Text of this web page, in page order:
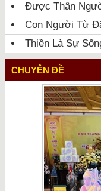
Được Thân
Con Người Từ
Thiền Là Sự
CHUYÊN ĐỀ